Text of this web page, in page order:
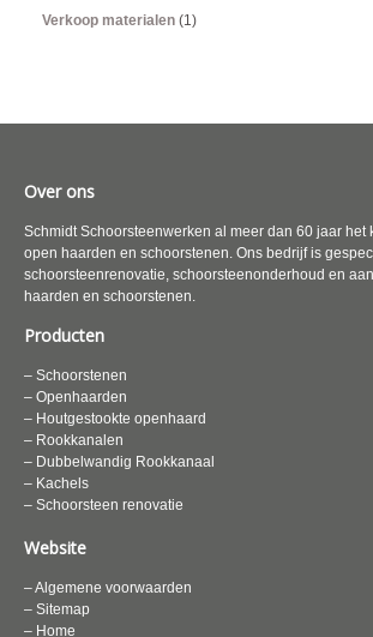
Verkoop materialen (1)
Over ons
Schmidt Schoorsteenwerken al meer dan 60 jaar het
open haarden en schoorstenen. Ons bedrijf is
schoorsteenrenovatie, schoorsteenonderhoud en
haarden en schoorstenen.
Producten
– Schoorstenen
– Openhaarden
– Houtgestookte openhaard
– Rookkanalen
– Dubbelwandig Rookkanaal
– Kachels
– Schoorsteen renovatie
Website
– Algemene voorwaarden
– Sitemap
– Home